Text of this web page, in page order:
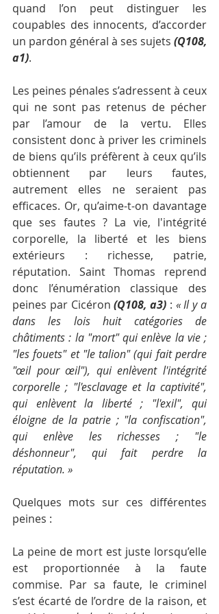
quand l’on peut distinguer les
coupables des innocents, d’accorder
un pardon général à ses sujets (Q108,
a1).
Les peines pénales s’adressent à ceux
qui ne sont pas retenus de pécher
par l’amour de la vertu. Elles
consistent donc à priver les criminels
de biens qu’ils préfèrent à ceux qu’ils
obtiennent par leurs fautes,
autrement elles ne seraient pas
efficaces. Or, qu’aime-t-on davantage
que ses fautes ? La vie, l'intégrité
corporelle, la liberté et les biens
extérieurs : richesse, patrie,
réputation. Saint Thomas reprend
donc l’énumération classique des
peines par Cicéron (Q108, a3) : « Il y a
dans les lois huit catégories de
châtiments : la "mort" qui enlève la vie ;
"les fouets" et "le talion" (qui fait perdre
"œil pour œil"), qui enlèvent l'intégrité
corporelle ; "l'esclavage et la captivité",
qui enlèvent la liberté ; "l'exil", qui
éloigne de la patrie ; "la confiscation",
qui enlève les richesses ; "le
déshonneur", qui fait perdre la
réputation. »
Quelques mots sur ces différentes
peines :
La peine de mort est juste lorsqu’elle
est proportionnée à la faute
commise. Par sa faute, le criminel
s’est écarté de l’ordre de la raison, et